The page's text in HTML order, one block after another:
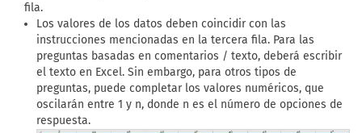
fila.
Los valores de los datos deben coincidir con las
instrucciones mencionadas en la tercera fila. Para las
preguntas basadas en comentarios / texto, deberá escribir
el texto en Excel. Sin embargo, para otros tipos de
preguntas, puede completar los valores numéricos, que
oscilarán entre 1 y n, donde n es el número de opciones de
respuesta.